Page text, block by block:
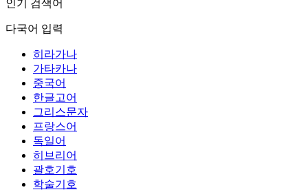
인기 검색어
다국어 입력
히라가나
가타카나
중국어
한글고어
그리스문자
프랑스어
독일어
히브리어
괄호기호
학술기호